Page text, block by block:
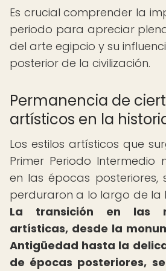
Es crucial comprender la
periodo para apreciar
del arte egipcio y su
posterior de la civilización.
Permanencia de
artísticos en la
Los estilos artísticos que
Primer Periodo Intermedio
en las épocas posteriores,
perduraron a lo largo de la
La transición en las
artísticas, desde la
Antigüedad hasta la
de épocas posteriores,